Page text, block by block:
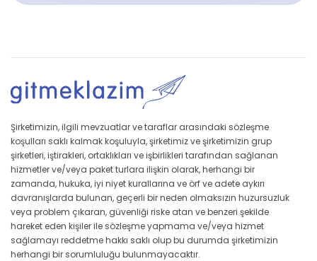
Şirketimizin, ilgili mevzuatlar ve taraflar arasındaki sözleşme
koşulları saklı kalmak koşuluyla, şirketimiz ve şirketimizin grup
şirketleri, iştirakleri, ortaklıkları ve işbirlikleri tarafından sağlanan
hizmetler ve/veya paket turlara ilişkin olarak, herhangi bir
zamanda, hukuka, iyi niyet kurallarına ve örf ve adete aykırı
davranışlarda bulunan, geçerli bir neden olmaksızın huzursuzluk
veya problem çıkaran, güvenliği riske atan ve benzeri şekilde
hareket eden kişiler ile sözleşme yapmama ve/veya hizmet
sağlamayı reddetme hakkı saklı olup bu durumda şirketimizin
herhangi bir sorumluluğu bulunmayacaktır.